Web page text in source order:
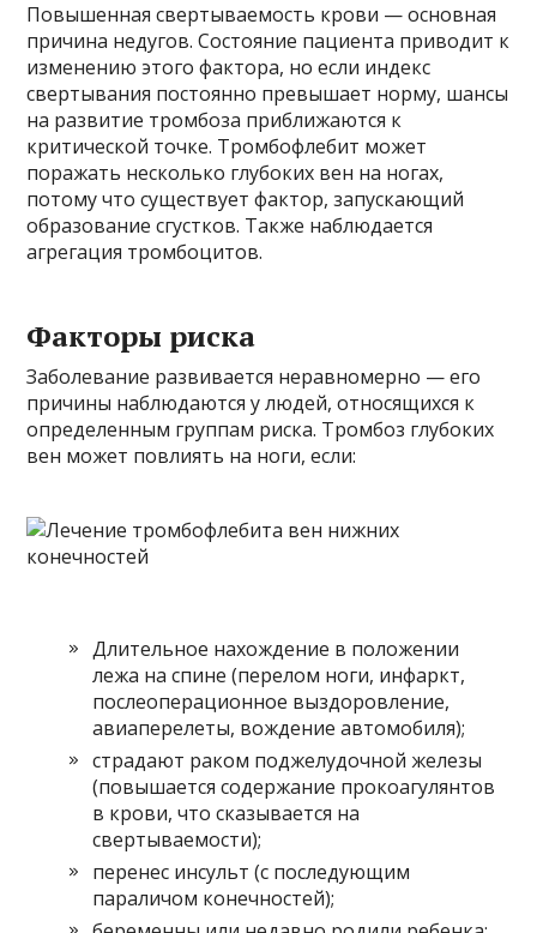
Повышенная свертываемость крови — основная
причина недугов. Состояние пациента приводит к
изменению этого фактора, но если индекс
свертывания постоянно превышает норму, шансы
на развитие тромбоза приближаются к
критической точке. Тромбофлебит может
поражать несколько глубоких вен на ногах,
потому что существует фактор, запускающий
образование сгустков. Также наблюдается
агрегация тромбоцитов.
Факторы риска
Заболевание развивается неравномерно — его
причины наблюдаются у людей, относящихся к
определенным группам риска. Тромбоз глубоких
вен может повлиять на ноги, если:
Длительное нахождение в положении
лежа на спине (перелом ноги, инфаркт,
послеоперационное выздоровление,
авиаперелеты, вождение автомобиля);
страдают раком поджелудочной железы
(повышается содержание прокоагулянтов
в крови, что сказывается на
свертываемости);
перенес инсульт (с последующим
параличом конечностей);